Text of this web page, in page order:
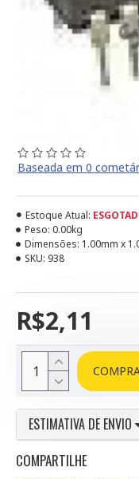
Baseada em 0
R$2,11
Estoque Atual:
Peso: 0.00kg
Dimensões: 1.00mm x
SKU: 938
ESTIMATIVA DE ENVIO
COMPARTILHE